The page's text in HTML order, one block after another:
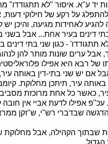
יד ע"א. איסור "לא
על רקע של חילוקי
לאחידות מגיעה, והיכן יש
דינים בעיר אחת... אבל בשני
תתגודדו' - כגון שני בתי
ערים שונות מותר להן
של רבא היא אפילו
אם יש שני בתי-דין באותה
עיר, תיתכן מחלוקת.
כאשר כל אחת מרוכזת
אפילו לדעת אביי אין חובה
שבדברי רש"י, ש"זקן
הקהילה, אבל מחלוקת